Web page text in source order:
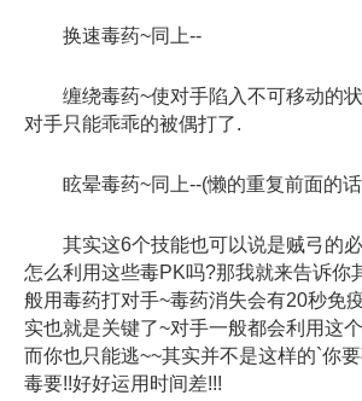
换速毒药~同上--
缠绕毒药~使对手陷入不可移动的状
对手只能乖乖的被偶打了.
眩晕毒药~同上--(懒的重复前面的话
其实这6个技能也可以说是贼弓的必
怎么利用这些毒PK吗?那我就来告诉你
般用毒药打对手~毒药消失会有20秒免
实也就是关键了~对手一般都会利用这
而你也只能逃~~其实并不是这样的`你
毒要!!好好运用时间差!!!